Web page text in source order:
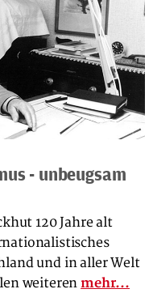
- unbeugsam
120 Jahre alt
und in aller Welt
weiterenmehr...